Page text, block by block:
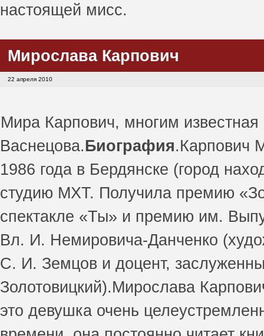
настоящей мисс.
Мирослава Карпович
22 апреля 2010
Мира Карпович, многим
Васнецова.Биография.Карпович
1986 года в Бердянске (город
студию МХТ. Получила премию
спектакле «Ты» и премию им.
Вл. И. Немировича-Данченко
С. И. Земцов и доцент,
Золотовицкий).Мирослава
это девушка очень